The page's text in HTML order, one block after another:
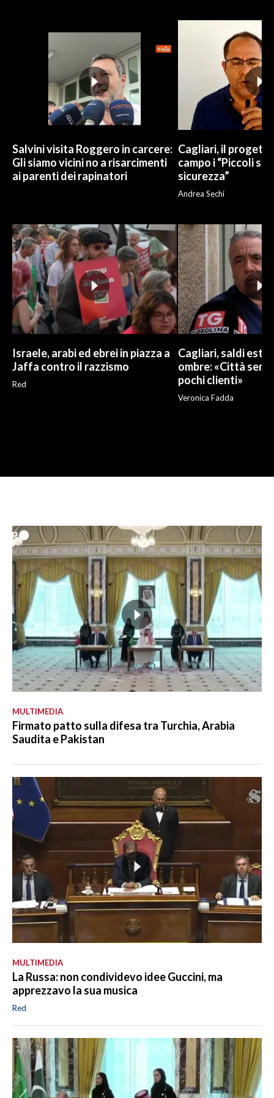
NECROLOGI
PUBBLICITÀ
Salvini visita Roggero in carcere:
Gli siamo vicini no a risarcimenti
ai parenti dei rapinatori
Cagliari, il
campo i “Piccoli
sicurezza”
Andrea Sechi
Israele, arabi ed ebrei in piazza a
Jaffa contro il razzismo
Red
Cagliari, saldi
ombre: «Città
pochi clienti»
Veronica Fadda
MULTIMEDIA
Firmato patto sulla difesa tra Turchia, Arabia
Saudita e Pakistan
MULTIMEDIA
La Russa: non condividevo idee Guccini, ma
apprezzavo la sua musica
Red